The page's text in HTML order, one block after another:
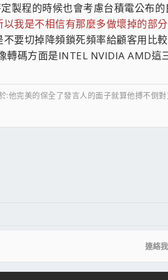
製程的時候也會考慮台積電公布
以我是不相信有那麼多做壞掉的部分
要切掉降頻鎖死頻率給顧客用比
碼方面是INTEL NVIDIA AMD這
完美的保全了發言人的面子就算他搏不倒
連絡